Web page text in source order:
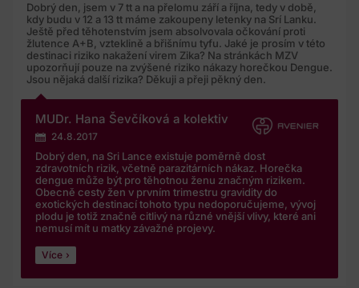
Dobrý den, jsem v 7 tt a na přelomu září a října, tedy v době,
kdy budu v 12 a 13 tt máme zakoupeny letenky na Srí Lanku.
Ještě před těhotenstvím jsem absolvovala očkování proti
žlutence A+B, vzteklině a břišnímu tyfu. Jaké je prosím v této
destinaci riziko nakažení virem Zika? Na stránkách MZV
upozorňují pouze na zvýšené riziko nákazy horečkou Dengue.
Jsou nějaká další rizika? Děkuji a přeji pěkný den.
MUDr. Hana Ševčíková a kolektiv
24.8.2017
Dobrý den, na Sri Lance existuje poměrně dost
zdravotních rizik, včetně parazitárních nákaz. Horečka
dengue může být pro těhotnou ženu značným rizikem.
Obecně cesty žen v prvním trimestru gravidity do
exotických destinací tohoto typu nedoporučujeme, vývoj
plodu je totiž značně citlivý na různé vnější vlivy, které ani
nemusí mít u matky závažné projevy.
Více